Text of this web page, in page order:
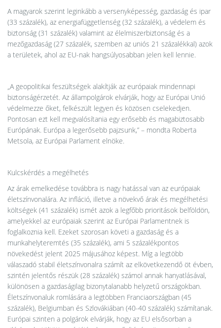
A magyarok szerint leginkább a versenyképesség, gazdaság és ipar
(33 százalék), az energiafüggetlenség (32 százalék), a védelem és
biztonság (31 százalék) valamint az élelmiszerbiztonság és a
mezőgazdaság (27 százalék, szemben az uniós 21 százalékkal) azok
a területek, ahol az EU-nak hangsúlyosabban jelen kell lennie.
„A geopolitikai feszültségek alakítják az európaiak mindennapi
biztonságérzetét. Az állampolgárok elvárják, hogy az Európai Unió
védelmezze őket, felkészült legyen és közösen cselekedjen.
Pontosan ezt kell megvalósítania egy erősebb és magabiztosabb
Európának. Európa a legerősebb pajzsunk,” – mondta Roberta
Metsola, az Európai Parlament elnöke.
Kulcskérdés a megélhetés
Az árak emelkedése továbbra is nagy hatással van az európaiak
életszínvonalára. Az infláció, illetve a növekvő árak és megélhetési
költségek (41 százalék) ismét azok a legfőbb prioritások belföldön,
amelyekkel az európaiak szerint az Európai Parlamentnek is
foglalkoznia kell. Ezeket szorosan követi a gazdaság és a
munkahelyteremtés (35 százalék), ami 5 százalékpontos
növekedést jelent 2025 májusához képest. Míg a legtöbb
válaszadó stabil életszínvonalra számít az elkövetkezendő öt évben,
szintén jelentős részük (28 százalék) számol annak hanyatlásával,
különösen a gazdaságilag bizonytalanabb helyzetű országokban.
Életszínvonaluk romlására a legtöbben Franciaországban (45
százalék), Belgiumban és Szlovákiában (40-40 százalék) számítanak.
Európai szinten a polgárok elvárják, hogy az EU elsősorban a